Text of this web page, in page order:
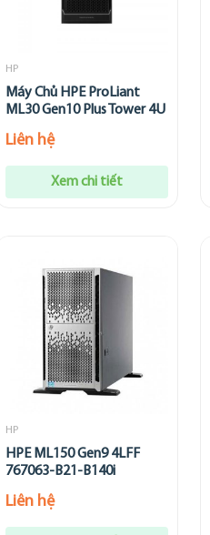
HP
Máy Chủ HPE ProLiant
ML30 Gen10 Plus Tower 4U
Liên hệ
Xem chi tiết
HP
HPE ML150 Gen9 4LFF
767063-B21-B140i
Liên hệ